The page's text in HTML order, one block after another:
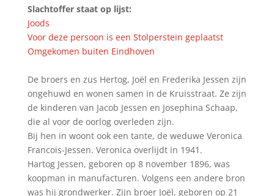
Slachtoffer staat op lijst:
Joods
Voor deze persoon is een Stolperstein geplaatst
Omgekomen buiten Eindhoven
De broers en zus Hertog, Joël en Frederika Jessen zijn
ongehuwd en wonen samen in de Kruisstraat. Ze zijn
de kinderen van Jacob Jessen en Josephina Schaap,
die al voor de oorlog overleden zijn.
Bij hen in woont ook een tante, de weduwe Veronica
Francois-Jessen. Veronica overlijdt in 1941.
Hartog Jessen, geboren op 8 november 1896, was
koopman in manufacturen. Volgens een andere bron
was hij grondwerker. Zijn broer Joël, geboren op 21